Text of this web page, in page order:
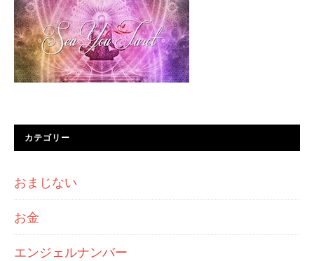
カテゴリー
おまじない
お金
エンジェルナンバー